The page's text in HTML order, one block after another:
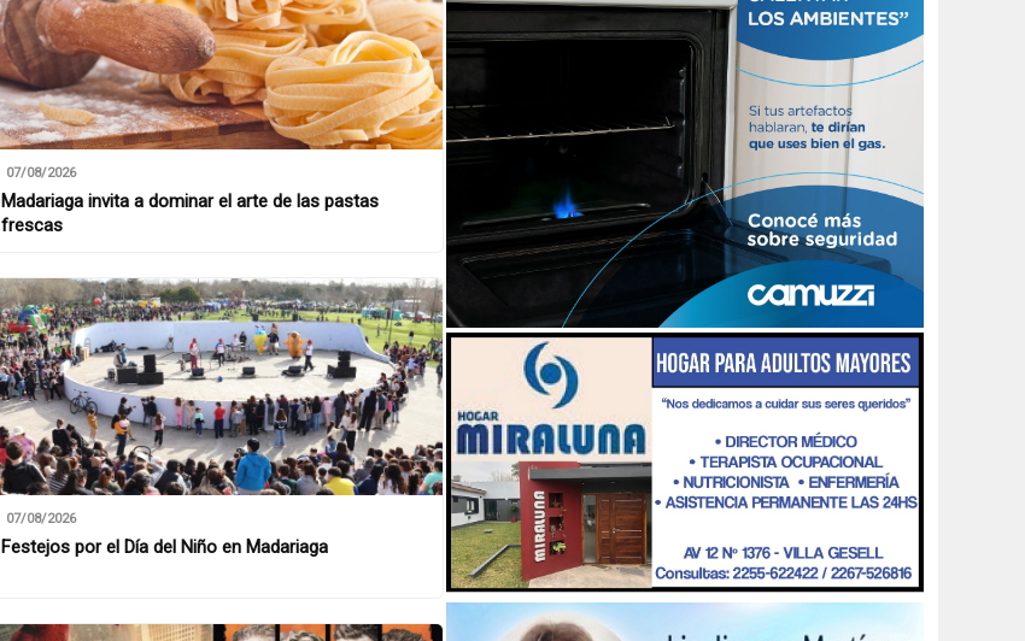
07/08/2026
Madariaga invita a dominar el arte de las pastas
frescas
07/08/2026
Festejos por el Día del Niño en Madariaga